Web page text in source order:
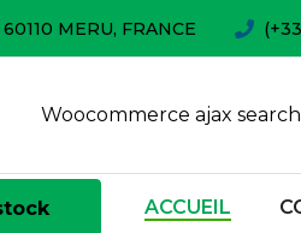
MERU, FRANCE
Woocommerce ajax search
ACCUEIL